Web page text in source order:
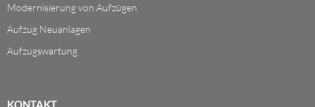
Modernisierung von Aufzügen
Aufzug Neuanlagen
Aufzugswartung
KONTAKT